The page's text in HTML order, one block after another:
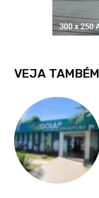
VEJA TAMBÉM